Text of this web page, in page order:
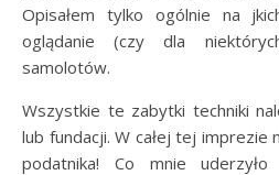
Opisałem tylko ogólnie na
oglądanie (czy dla
samolotów.
Wszystkie te zabytki techniki
lub fundacji. W całej tej imprezie
podatnika! Co mnie